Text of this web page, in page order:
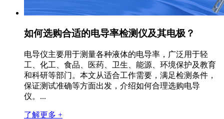
如何选购合适的电导率检测仪及其电极？
电导仪主要用于测量各种液体的电导率，广泛用于轻
工、化工、食品、医药、卫生、能源、环境保护及教育
和科研等部门。本文从适合工作需要，满足检测条件，
保证测试准确等方面出发，介绍如何合理选购电导
仪。...
了解更多 +